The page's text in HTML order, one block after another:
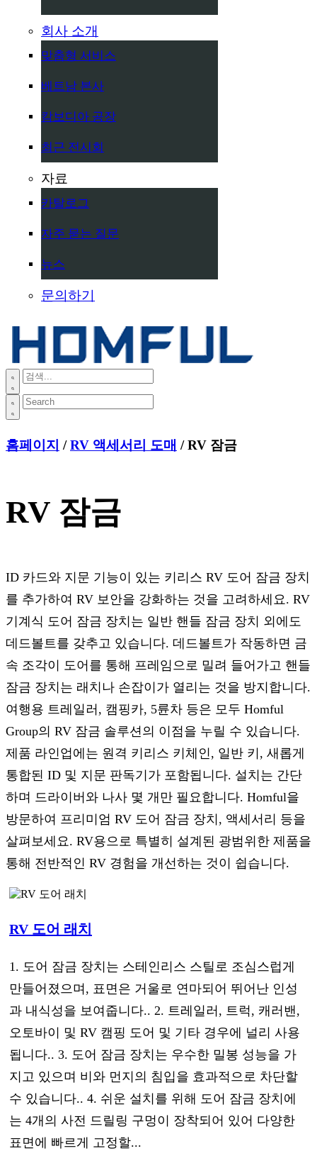
회사 소개
맞춤형 서비스
베트남 본사
캄보디아 공장
최근 전시회
자료
카탈로그
자주 묻는 질문
뉴스
문의하기
홈페이지 /RV 액세서리 도매 / RV 잠금
RV 잠금
ID 카드와 지문 기능이 있는 키리스 RV 도어 잠금 장치
를 추가하여 RV 보안을 강화하는 것을 고려하세요. RV
기계식 도어 잠금 장치는 일반 핸들 잠금 장치 외에도
데드볼트를 갖추고 있습니다. 데드볼트가 작동하면 금
속 조각이 도어를 통해 프레임으로 밀려 들어가고 핸들
잠금 장치는 래치나 손잡이가 열리는 것을 방지합니다.
여행용 트레일러, 캠핑카, 5륜차 등은 모두 Homful
Group의 RV 잠금 솔루션의 이점을 누릴 수 있습니다.
제품 라인업에는 원격 키리스 키체인, 일반 키, 새롭게
통합된 ID 및 지문 판독기가 포함됩니다. 설치는 간단
하며 드라이버와 나사 몇 개만 필요합니다. Homful을
방문하여 프리미엄 RV 도어 잠금 장치, 액세서리 등을
살펴보세요. RV용으로 특별히 설계된 광범위한 제품을
통해 전반적인 RV 경험을 개선하는 것이 쉽습니다.
RV 도어 래치
1. 도어 잠금 장치는 스테인리스 스틸로 조심스럽게
만들어졌으며, 표면은 거울로 연마되어 뛰어난 인성
과 내식성을 보여줍니다.. 2. 트레일러, 트럭, 캐러밴,
오토바이 및 RV 캠핑 도어 및 기타 경우에 널리 사용
됩니다.. 3. 도어 잠금 장치는 우수한 밀봉 성능을 가
지고 있으며 비와 먼지의 침입을 효과적으로 차단할
수 있습니다.. 4. 쉬운 설치를 위해 도어 잠금 장치에
는 4개의 사전 드릴링 구멍이 장착되어 있어 다양한
표면에 빠르게 고정할...